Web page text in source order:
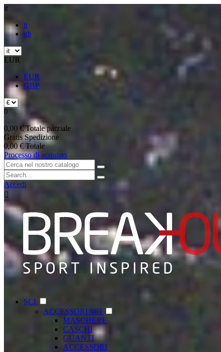
it
it
gb
EUR
EUR
GBP
0
0,00 € Totale parziale
Gratis Spedizione
0,00 € Totale
Processo di acquisto
Accedi

SCI
ACCESSORI SCI
MASCHERE
CASCHI
GUANTI
ACCESSORI